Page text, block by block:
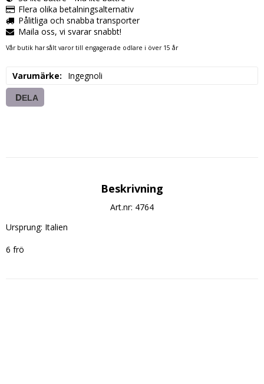
Flera olika betalningsalternativ
Pålitliga och snabba transporter
Maila oss, vi svarar snabbt!
Vår butik har sålt varor till engagerade odlare i över 15 år
Varumärke Ingegnoli
DELA
Beskrivning
Art.nr: 4764
Ursprung: Italien
6 frö